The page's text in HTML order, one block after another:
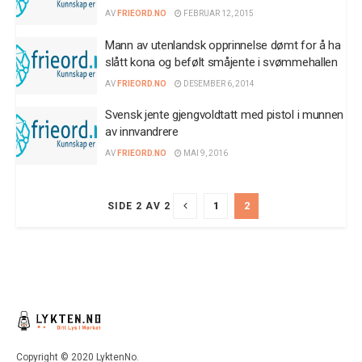
AV FRIEORD.NO FEBRUAR 12, 2015
Mann av utenlandsk opprinnelse dømt for å ha
slått kona og befølt småjente i svømmehallen
AV FRIEORD.NO DESEMBER 6, 2014
Svensk jente gjengvoldtatt med pistol i munnen
av innvandrere
AV FRIEORD.NO MAI 9, 2016
SIDE 2 AV 2 1 2
Copyright © 2020 LyktenNo.